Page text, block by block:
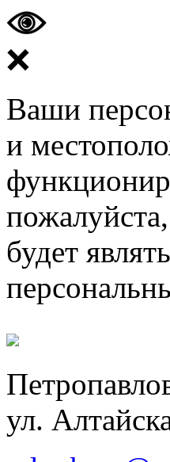
❌
Ваши
и
будет
ул.